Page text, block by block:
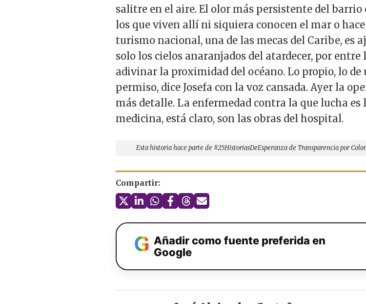
salitre en el aire. El olor más persistente del
los que viven allí ni siquiera conocen el mar o
turismo nacional, una de las mecas del Caribe, es
solo los cielos anaranjados del atardecer, por
adivinar la proximidad del océano. Lo propio, lo de
permiso, dice Josefa con la voz cansada. Ayer la
más detalle. La enfermedad contra la que lucha es
medicina, está claro, son las obras del hospital.
Esta historia hace parte de #25HistoriasDeEsperanza de Transparencia por
Compartir:
Añadir como fuente preferida en
Google